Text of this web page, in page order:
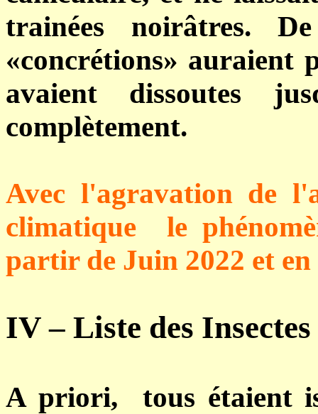
trainées noirâtres.
«concrétions» auraient
avaient dissoutes
complètement.
Avec l'agravation de
climatique le
partir de Juin 2022 et en
IV – Liste des
A priori, tous étaient